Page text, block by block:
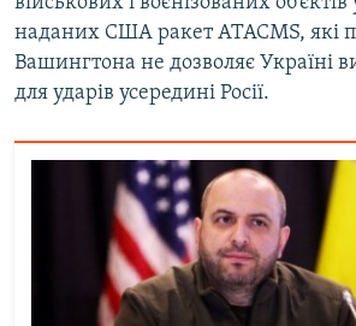
наданих США ракет ATACMS, які
Вашингтона не дозволяє Україні
для ударів усередині Росії.